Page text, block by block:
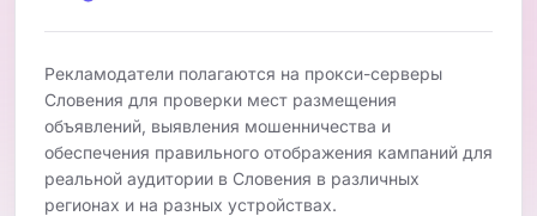
Рекламодатели полагаются на прокси-серверы
Словения для проверки мест размещения
объявлений, выявления мошенничества и
обеспечения правильного отображения кампаний для
реальной аудитории в Словения в различных
регионах и на разных устройствах.